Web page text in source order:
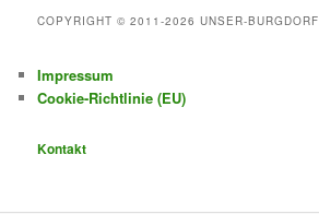
COPYRIGHT © 2011-2026 UNSER-BURGDORF
Impressum
Cookie-Richtlinie (EU)
Kontakt